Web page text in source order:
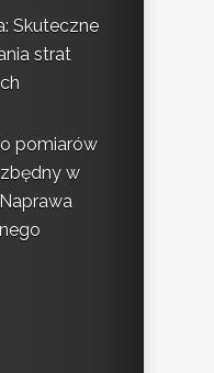
Skuteczne
strat
pomiarów
w